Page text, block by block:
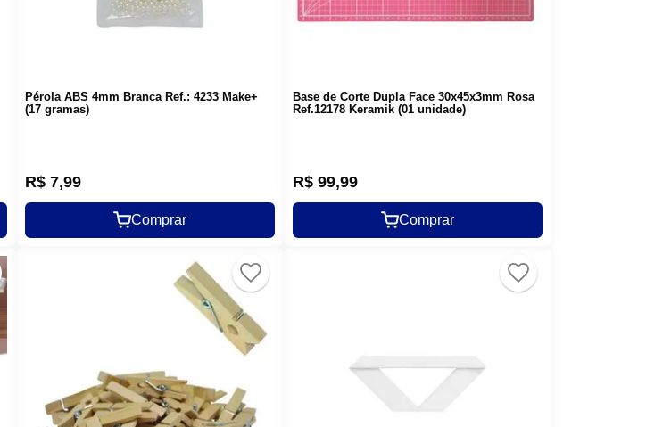
Pérola ABS 4mm Branca Ref.: 4233 Make+
(17 gramas)
R$ 7,99
Comprar
Base de Corte Dupla Face 30x45x3mm Rosa
Ref.12178 Keramik (01 unidade)
R$ 99,99
Comprar